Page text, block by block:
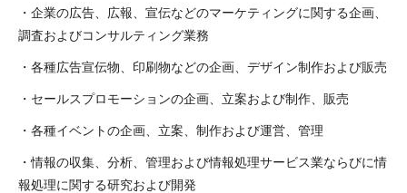
・企業の広告、広報、宣伝などのマーケティングに関する企画、
調査およびコンサルティング業務
・各種広告宣伝物、印刷物などの企画、デザイン制作および販売
・セールスプロモーションの企画、立案および制作、販売
・各種イベントの企画、立案、制作および運営、管理
・情報の収集、分析、管理および情報処理サービス業ならびに情
報処理に関する研究および開発